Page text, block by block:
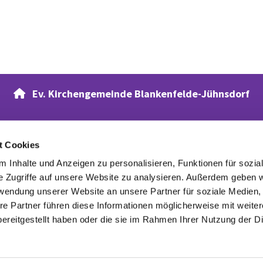
Cookies
Inhalte und Anzeigen zu personalisieren, Funktionen für
Zugriffe auf unsere Website zu analysieren. Außerdem geben
unserer Website an unsere Partner für soziale Medien,
Partner führen diese Informationen möglicherweise mit
haben oder die sie im Rahmen Ihrer Nutzung der
Ev. Kirchengemeinde Blankenfelde-Jühnsdorf
Evangelischer Waldfriedhof